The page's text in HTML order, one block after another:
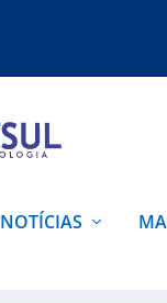
NOTÍCIAS